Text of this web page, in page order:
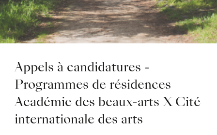
Appels à candidatures -
Programmes de résidences
Académie des beaux-arts X Cité
internationale des arts